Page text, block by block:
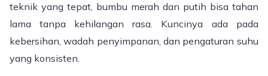
teknik yang tepat, bumbu merah dan putih bisa tahan
lama tanpa kehilangan rasa. Kuncinya ada pada
kebersihan, wadah penyimpanan, dan pengaturan suhu
yang konsisten.